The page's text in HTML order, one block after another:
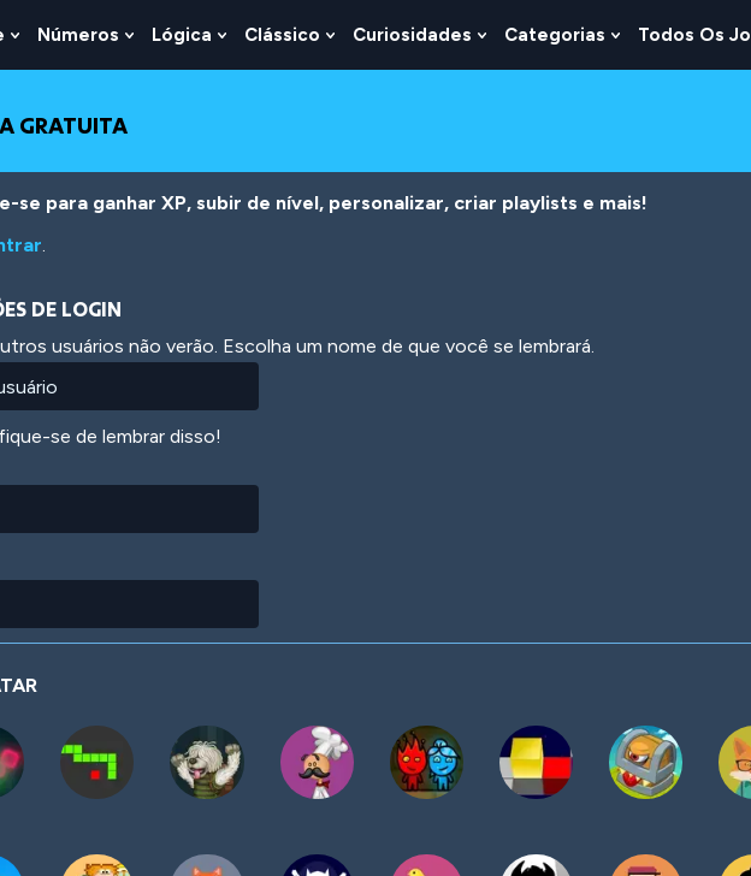
Show
Submenu
Habilidade
Números Show
Submenu
Lógica Show
Submenu
Clássico Show
Submenu
Curiosidades Show
Submenu
Categorias Show
Submenu
Todos Os
GRATUITA
se para ganhar XP, subir de nível, personalizar, criar playlists e mais!
.
DE LOGIN
usuários não verão. Escolha um nome de que você se lembrará.
se de lembrar disso!